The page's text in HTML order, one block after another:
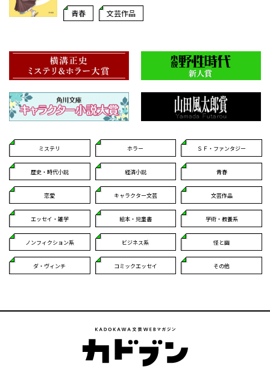
青春 文芸作品
ミステリ ホラー ＳＦ・ファンタジー
歴史・時代小説 経済小説 青春
恋愛 キャラクター文芸 文芸作品
エッセイ・雑学 絵本・児童書 学術・教養系
ノンフィクション系 ビジネス系 怪と幽
ダ・ヴィンチ コミックエッセイ その他